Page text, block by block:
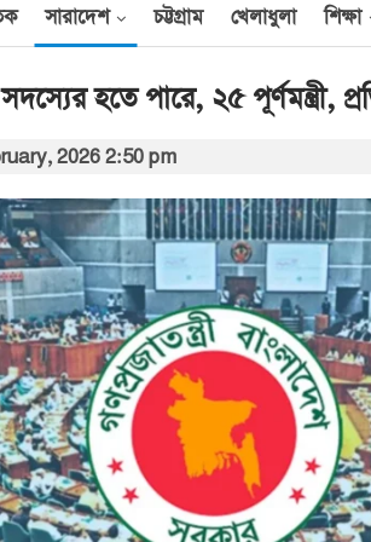
সারাদেশ চট্টগ্রাম খেলাধুলা শিক্ষা
হতে পারে, ২৫ পূর্ণমন্ত্রী,
2026 2:50 pm
আন্তর্জাতিক
এক দিনে ৪০ হিজবুল্লাহ
যোদ্ধাকে হত্যার দাবি
ইসরায়েলের
আর্কাইভ থেকে
অন্তর্বর্তী সরকারের সময়ের
অধ্যাদেশ সংসদে উপস্থাপন
করা হবে
আর্কাইভ থেকে
প্রধানমন্ত্রীর সঙ্গে সৌদি